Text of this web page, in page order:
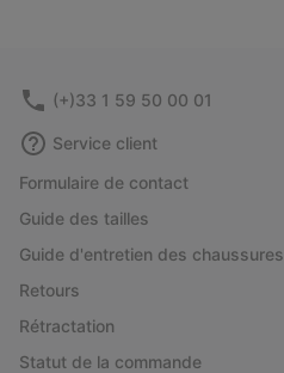
(+)33 1 59 50 00 01
Service client
Formulaire de contact
Guide des tailles
Guide d'entretien des chaussures
Retours
Rétractation
Statut de la commande